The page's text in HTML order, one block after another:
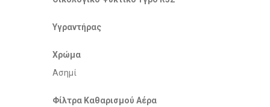
Υγραντήρας
Χρώμα
Ασημί
Φίλτρα Καθαρισμού Αέρα